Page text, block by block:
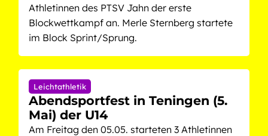
Athletinnen des PTSV Jahn der erste
Blockwettkampf an. Merle Sternberg startete
im Block Sprint/Sprung.
Leichtathletik
Abendsportfest in Teningen (5.
Mai) der U14
Am Freitag den 05.05. starteten 3 Athletinnen